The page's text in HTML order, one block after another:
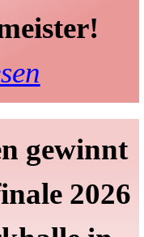
gewinnt
2026